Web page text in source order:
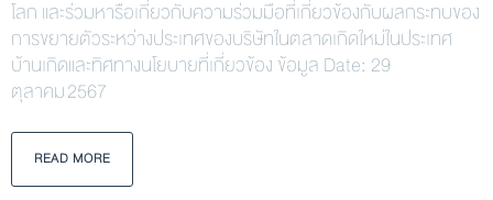
โลก และร่วมหารือเกี่ยวกับความร่วมมือที่เกี่ยวข้องกับผลกระทบของ
การขยายตัวระหว่างประเทศของบริษัทในตลาดเกิดใหม่ในประเทศ
บ้านเกิดและทิศทางนโยบายที่เกี่ยวข้อง ข้อมูล Date: 29
ตุลาคม 2567
READ MORE